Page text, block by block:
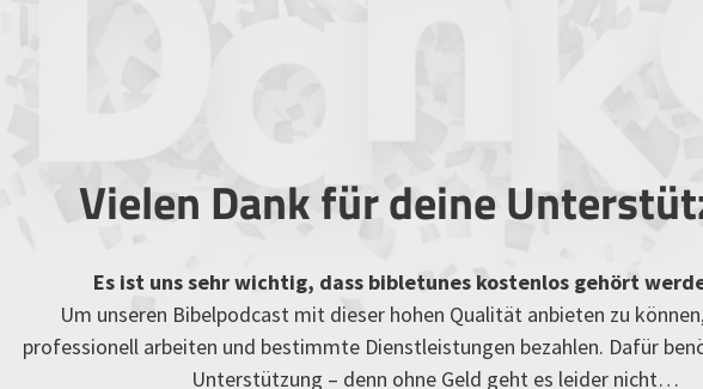
Vielen Dank für deine
Es ist uns sehr wichtig, dass bibletunes kostenlos gehört
Um unseren Bibelpodcast mit dieser hohen Qualität anbieten zu
professionell arbeiten und bestimmte Dienstleistungen bezahlen. Dafür
Unterstützung – denn ohne Geld geht es leider nicht…